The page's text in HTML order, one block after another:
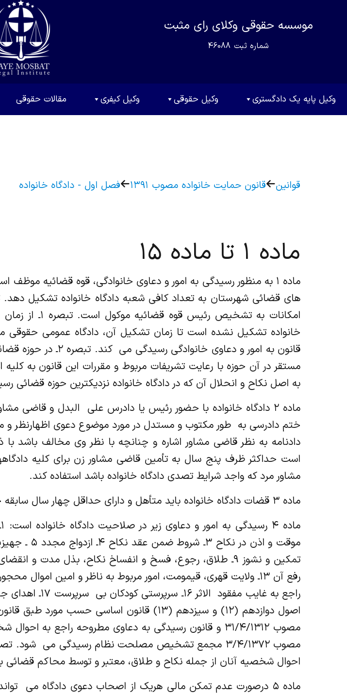
موسسه حقوقی وکلای رای مثبت
شماره ثبت
وکیل پایه یک دادگستری وکیل حقوقی وکیل کیفری مقالات حقوقی
قوانین قانون حمایت خانواده مصوب ۱۳۹۱ فصل اول - دادگاه خانواده
ماده ۱ تا ماده ۱۵
ماده ۱ به منظور رسیدگی به امور و دعاوی خانوادگی، قوه قضائیه
های قضائی شهرستان به تعداد کافی شعبه دادگاه خانواده تشکیل
امکانات به
خانواده تشکیل نشده است تا زمان تشکیل آن، دادگاه عمومی حقوقی
قانون به امور و دعاوی
مستقر در آن حوزه با رعایت تشریفات مربوط و مقررات این قانون به
به اصل نکاح و انحلال آن که در دادگاه خانواده نزدیکترین حوزه قضائی
ماده ۲ دادگاه خانواده با حضور رئیس یا دادرس علی ‌ البدل و
ختم دادرسی به ‌ طور مکتوب و مستدل در مورد موضوع دعوی اظهارنظر و
دادنامه به نظر قاضی مشاور اشاره و چنانچه با نظر وی مخالف باشد
است حداکثر ظرف پنج سال به تأمین قاضی مشاور زن برای کلیه
مشاور مرد که واجد شرایط تصدی دادگاه خانواده باشد استفاده کند.
ماده ۳ قضات دادگاه خانواده باید متأهل و دارای حداقل چهار سال سابقه خدمت قضائی باشند.
اصول دوازدهم (۱۲) و سیزدهم (۱۳) قانون اساسی
مصوب ۳۱/۴/۱۳۱۲ و قانون رسیدگی به دعاوی مطروحه راجع
مصوب ۳/۴/۱۳۷۲ مجمع تشخیص مصلحت نظام رسیدگی می
احوال شخصیه آنان از جمله نکاح و طلاق، معتبر و توسط محاکم قضائی
ماده ۵ درصورت عدم تمکن مالی هریک از اصحاب دعوی دادگاه می